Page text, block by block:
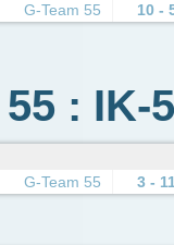
G-Team 55 10 -
55 :
G-Team 55 3 -